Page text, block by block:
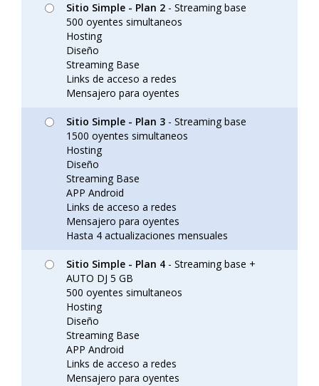
Sitio Simple - Plan 2 - Streaming base
500 oyentes simultaneos
Hosting
Diseño
Streaming Base
Links de acceso a redes
Mensajero para oyentes
Sitio Simple - Plan 3 - Streaming base
1500 oyentes simultaneos
Hosting
Diseño
Streaming Base
APP Android
Links de acceso a redes
Mensajero para oyentes
Hasta 4 actualizaciones mensuales
Sitio Simple - Plan 4 - Streaming base +
AUTO DJ 5 GB
500 oyentes simultaneos
Hosting
Diseño
Streaming Base
APP Android
Links de acceso a redes
Mensajero para oyentes